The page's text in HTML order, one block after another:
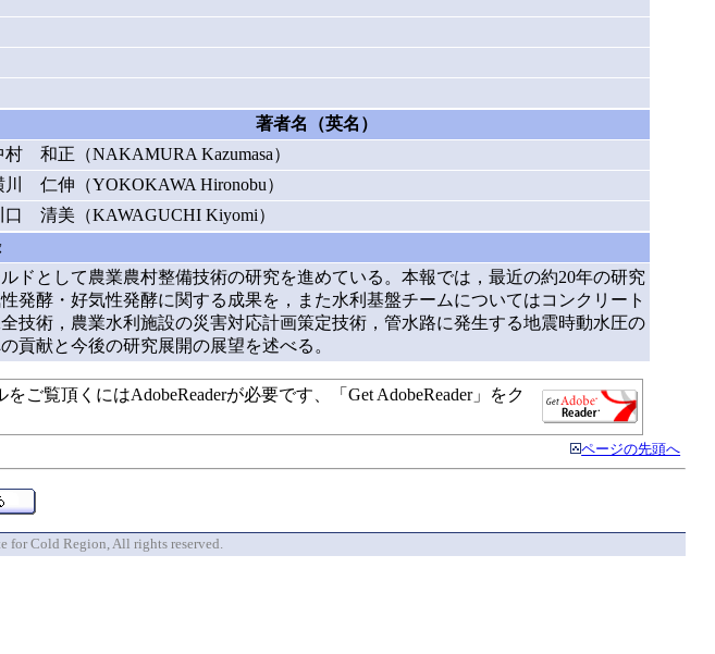
著者名（英名）
村 和正（NAKAMURA Kazumasa）
川 仁伸（YOKOKAWA Hironobu）
口 清美（KAWAGUCHI Kiyomi）
として農業農村整備技術の研究を進めている。本報では，最近の約20年の研究
酵・好気性発酵に関する成果を，また水利基盤チームについてはコンクリート
術，農業水利施設の災害対応計画策定技術，管水路に発生する地震時動水圧の
貢献と今後の研究展開の展望を述べる。
覧頂くにはAdobeReaderが必要です、「Get AdobeReader」をク
ページの先頭へ
Cold Region, All rights reserved.